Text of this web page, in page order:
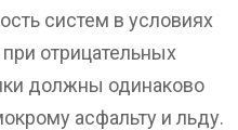
систем в условиях
отрицательных
должны одинаково
асфальту и льду.